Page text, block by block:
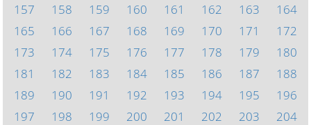
157
158 159 160 161 162 163
164
165
166 167 168 169 170 171
172
173
174 175 176 177 178 179
180
181
182 183 184 185 186 187
188
189
190 191 192 193 194 195
196
197
198 199 200 201 202 203
204